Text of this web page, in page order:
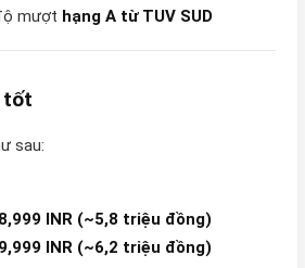
mượt hạng A từ TUV SUD
tốt
sau:
INR (~5,8 triệu đồng)
INR (~6,2 triệu đồng)